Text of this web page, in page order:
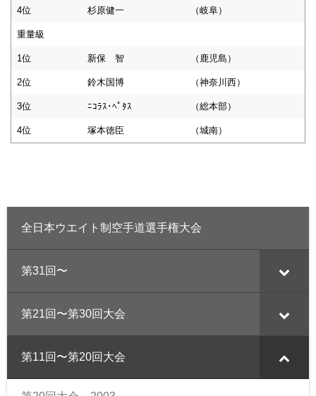
4位 杉原健一 （岐阜）
重量級
1位 新保 智 （鹿児島）
2位 鈴木国博 （神奈川西）
3位 ﾆｺﾗｽ･ﾍﾟﾀｽ （総本部）
4位 塚本徳臣 （城南）
全日本ウエイト制空手道選手権大会
第31回〜
第21回〜第30回大会
第11回〜第20回大会